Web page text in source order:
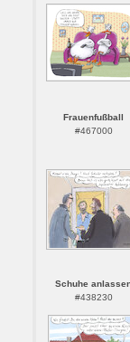
Frauenfußball
#467000
Schuhe
#438230